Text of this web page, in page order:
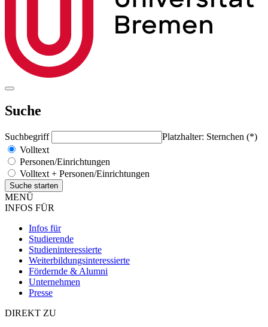
Suche
Suchbegriff
Platzhalter: Sternchen (*)
Volltext
Personen/Einrichtungen
Volltext + Personen/Einrichtungen
MENÜ
INFOS FÜR
Infos für
Studierende
Studieninteressierte
Weiterbildungsinteressierte
Fördernde & Alumni
Unternehmen
Presse
DIREKT ZU